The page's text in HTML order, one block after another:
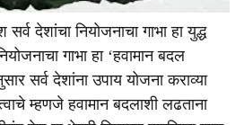
सर्व देशांचा नियोजनाचा गाभा हा युद्ध
गाभा हा ‘हवामान बदल
सर्व देशांना उपाय योजना कराव्या
म्हणजे हवामान बदलाशी लढताना